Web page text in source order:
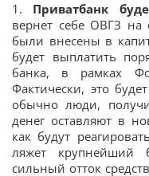
1. Приватбанк
вернет себе ОВГЗ
были внесены в
будет выплатить
банка, в рамках
Фактически, это
обычно люди,
денег оставляют в
как будут
ляжет крупнейший
сильный отток